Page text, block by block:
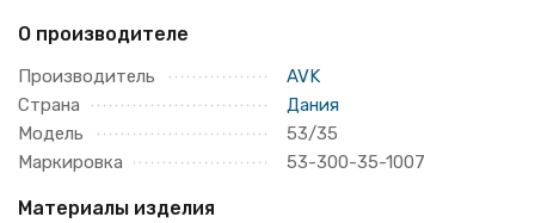
О производителе
Производитель
AVK
Страна
Дания
Модель
53/35
Маркировка
53-300-35-1007
Материалы изделия